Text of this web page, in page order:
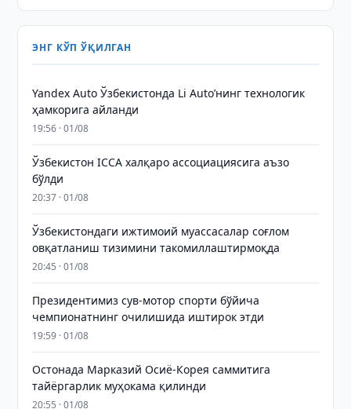
ЭНГ КЎП ЎҚИЛГАН
Yandex Auto Ўзбекистонда Li Auto’нинг технологик
ҳамкорига айланди
19:56 · 01/08
Ўзбекистон ICCA халқаро ассоциациясига аъзо
бўлди
20:37 · 01/08
Ўзбекистондаги ижтимоий муассасалар соғлом
овқатланиш тизимини такомиллаштирмоқда
20:45 · 01/08
Президентимиз сув-мотор спорти бўйича
чемпионатнинг очилишида иштирок этди
19:59 · 01/08
Остонада Марказий Осиё-Корея саммитига
тайёргарлик муҳокама қилинди
20:55 · 01/08